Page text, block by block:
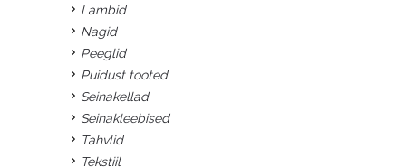
Lambid
Nagid
Peeglid
Puidust tooted
Seinakellad
Seinakleebised
Tahvlid
Tekstiil